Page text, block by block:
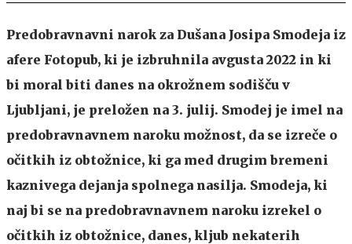
Predobravnavni narok za Dušana Josipa Smodeja iz
afere Fotopub, ki je izbruhnila avgusta 2022 in ki
bi moral biti danes na okrožnem sodišču v
Ljubljani, je preložen na 3. julij. Smodej je imel na
predobravnavnem naroku možnost, da se izreče o
očitkih iz obtožnice, ki ga med drugim bremeni
kaznivega dejanja spolnega nasilja. Smodeja, ki
naj bi se na predobravnavnem naroku izrekel o
očitkih iz obtožnice, danes, kljub nekaterih